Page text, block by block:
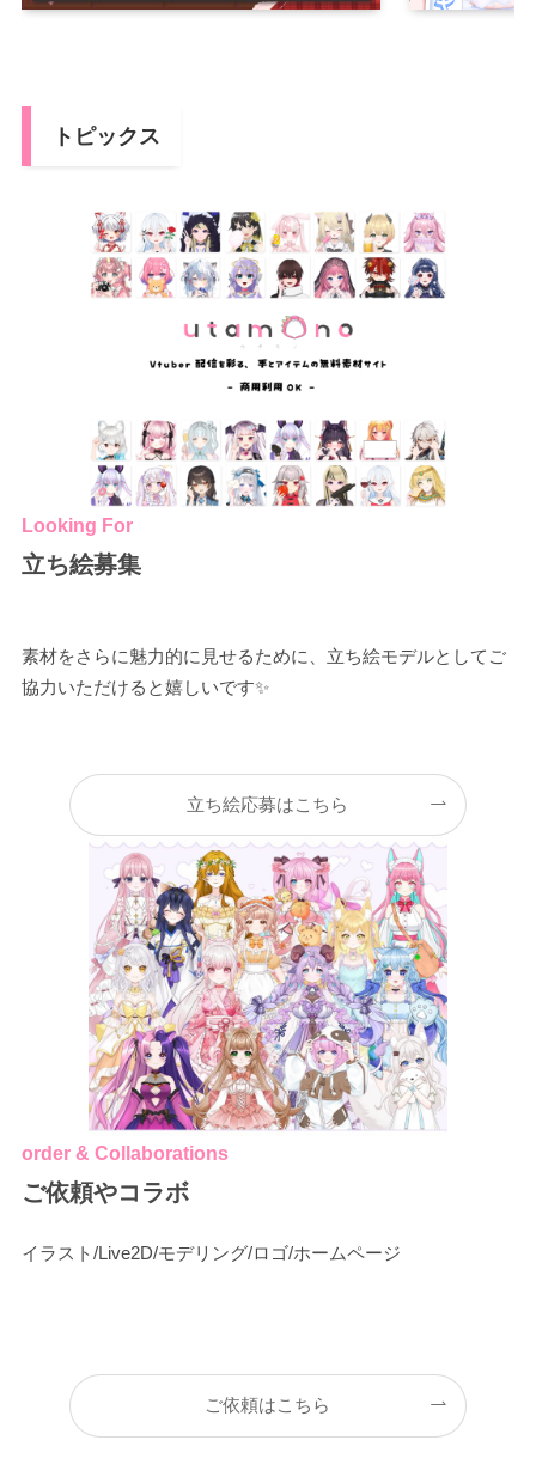
トピックス
Looking For
立ち絵募集
素材をさらに魅力的に見せるために、立ち絵モデルとしてご
協力いただけると嬉しいです✨
立ち絵応募はこちら
order & Collaborations
ご依頼やコラボ
イラスト/Live2D/モデリング/ロゴ/ホームページ
ご依頼はこちら